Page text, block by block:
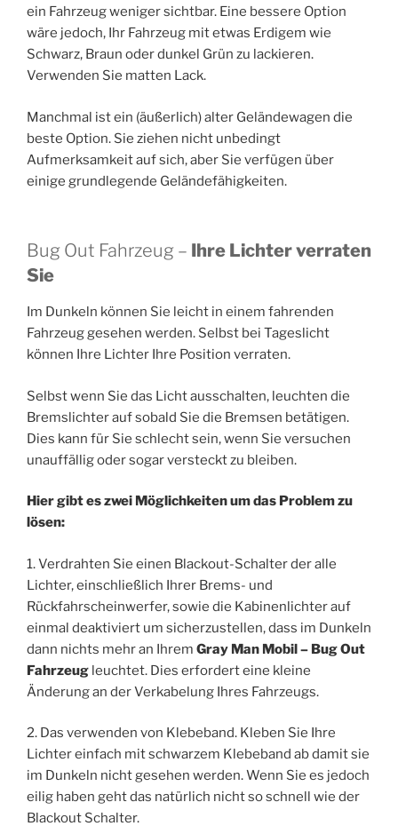
ein Fahrzeug weniger sichtbar. Eine bessere Option
wäre jedoch, Ihr Fahrzeug mit etwas Erdigem wie
Schwarz, Braun oder dunkel Grün zu lackieren.
Verwenden Sie matten Lack.
Manchmal ist ein (äußerlich) alter Geländewagen die
beste Option. Sie ziehen nicht unbedingt
Aufmerksamkeit auf sich, aber Sie verfügen über
einige grundlegende Geländefähigkeiten.
Bug Out Fahrzeug – Ihre Lichter verraten
Sie
Im Dunkeln können Sie leicht in einem fahrenden
Fahrzeug gesehen werden. Selbst bei Tageslicht
können Ihre Lichter Ihre Position verraten.
Selbst wenn Sie das Licht ausschalten, leuchten die
Bremslichter auf sobald Sie die Bremsen betätigen.
Dies kann für Sie schlecht sein, wenn Sie versuchen
unauffällig oder sogar versteckt zu bleiben.
Hier gibt es zwei Möglichkeiten um das Problem zu
lösen:
1. Verdrahten Sie einen Blackout-Schalter der alle
Lichter, einschließlich Ihrer Brems- und
Rückfahrscheinwerfer, sowie die Kabinenlichter auf
einmal deaktiviert um sicherzustellen, dass im Dunkeln
dann nichts mehr an Ihrem Gray Man Mobil – Bug Out
Fahrzeug leuchtet. Dies erfordert eine kleine
Änderung an der Verkabelung Ihres Fahrzeugs.
2. Das verwenden von Klebeband. Kleben Sie Ihre
Lichter einfach mit schwarzem Klebeband ab damit sie
im Dunkeln nicht gesehen werden. Wenn Sie es jedoch
eilig haben geht das natürlich nicht so schnell wie der
Blackout Schalter.